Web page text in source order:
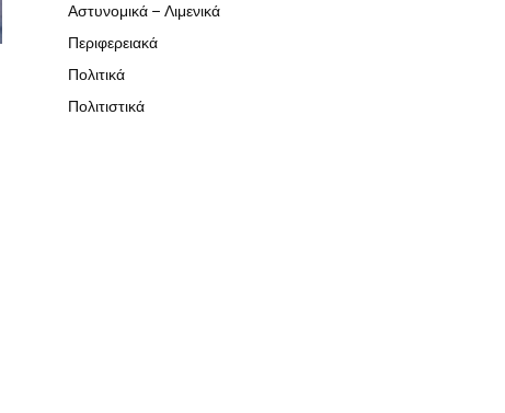
Αστυνομικά – Λιμενικά
Περιφερειακά
Πολιτικά
Πολιτιστικά